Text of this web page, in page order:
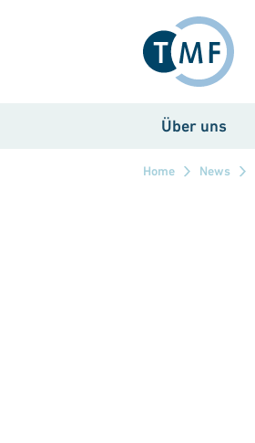
Über uns
Home News